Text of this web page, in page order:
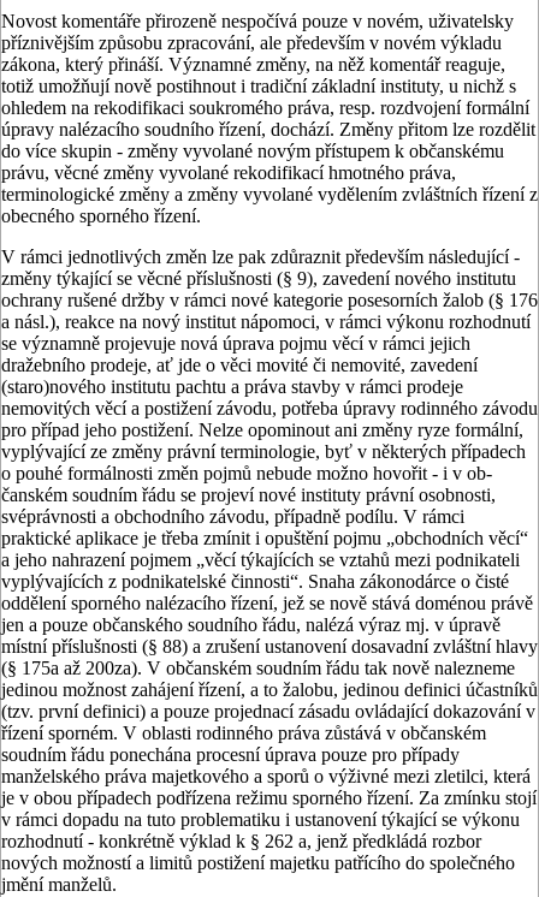
Novost komentáře přirozeně nespo­čívá pouze v novém, uživatelsky
příz­nivějším způsobu zpracování, ale pře­devším v novém výkladu
zákona, který přináší. Významné změny, na něž ko­mentář reaguje,
totiž umožňují nově postihnout i tradiční základní institu­ty, u nichž s
ohledem na rekodifikaci soukromého práva, resp. rozdvojení for­mální
úpravy nalézacího soudního ří­zení, dochází. Změny přitom lze roz­dělit
do více skupin - změny vyvolané novým přístupem k občanskému
prá­vu, věcné změny vyvolané rekodifikací hmotného práva,
terminologické změ­ny a změny vyvolané vydělením zvlášt­ních řízení z
obecného sporného řízení.
V rámci jednotlivých změn lze pak zdůraznit především následující -
změ­ny týkající se věcné příslušnosti (§ 9), zavedení nového institutu
ochrany ru­šené držby v rámci nové kategorie posesorních žalob (§ 176
a násl.), reak­ce na nový institut nápomoci, v rámci výkonu rozhodnutí
se významně pro­jevuje nová úprava pojmu věcí v rám­ci jejich
dražebního prodeje, ať jde o věci movité či nemovité, zavedení
(staro)nového institutu pachtu a prá­va stavby v rámci prodeje
nemovitých věcí a postižení závodu, potřeba úpra­vy rodinného závodu
pro případ jeho postižení. Nelze opominout ani změ­ny ryze formální,
vyplývající ze změ­ny právní terminologie, byť v některých případech
o pouhé formálnosti změn pojmů nebude možno hovořit - i v ob­
čanském soudním řádu se projeví nové instituty právní osobnosti,
svéprávnosti a obchodního závodu, případně podí­lu. V rámci
praktické aplikace je třeba zmínit i opuštění pojmu „obchodních věcí“
a jeho nahrazení pojmem „věcí týkajících se vztahů mezi podnikateli
vyplývajících z podnikatelské činnos­ti“. Snaha zákonodárce o čisté
odděle­ní sporného nalézacího řízení, jež se nově stává doménou právě
jen a pou­ze občanského soudního řádu, nalézá výraz mj. v úpravě
místní příslušnosti (§ 88) a zrušení ustanovení dosavadní zvláštní hlavy
(§ 175a až 200za). V ob­čanském soudním řádu tak nově nalez­neme
jedinou možnost zahájení řízení, a to žalobu, jedinou definici účastníků
(tzv. první definici) a pouze projednací zásadu ovládající dokazování v
říze­ní sporném. V oblasti rodinného prá­va zůstává v občanském
soudním řádu ponechána procesní úprava pouze pro případy
manželského práva majetkové­ho a sporů o výživné mezi zletilci, kte­rá
je v obou případech podřízena reži­mu sporného řízení. Za zmínku stojí
v rámci dopadu na tuto problemati­ku i ustanovení týkající se výkonu
roz­hodnutí - konkrétně výklad k § 262 a, jenž předkládá rozbor
nových možnos­tí a limitů postižení majetku patřícího do společného
jmění manželů.